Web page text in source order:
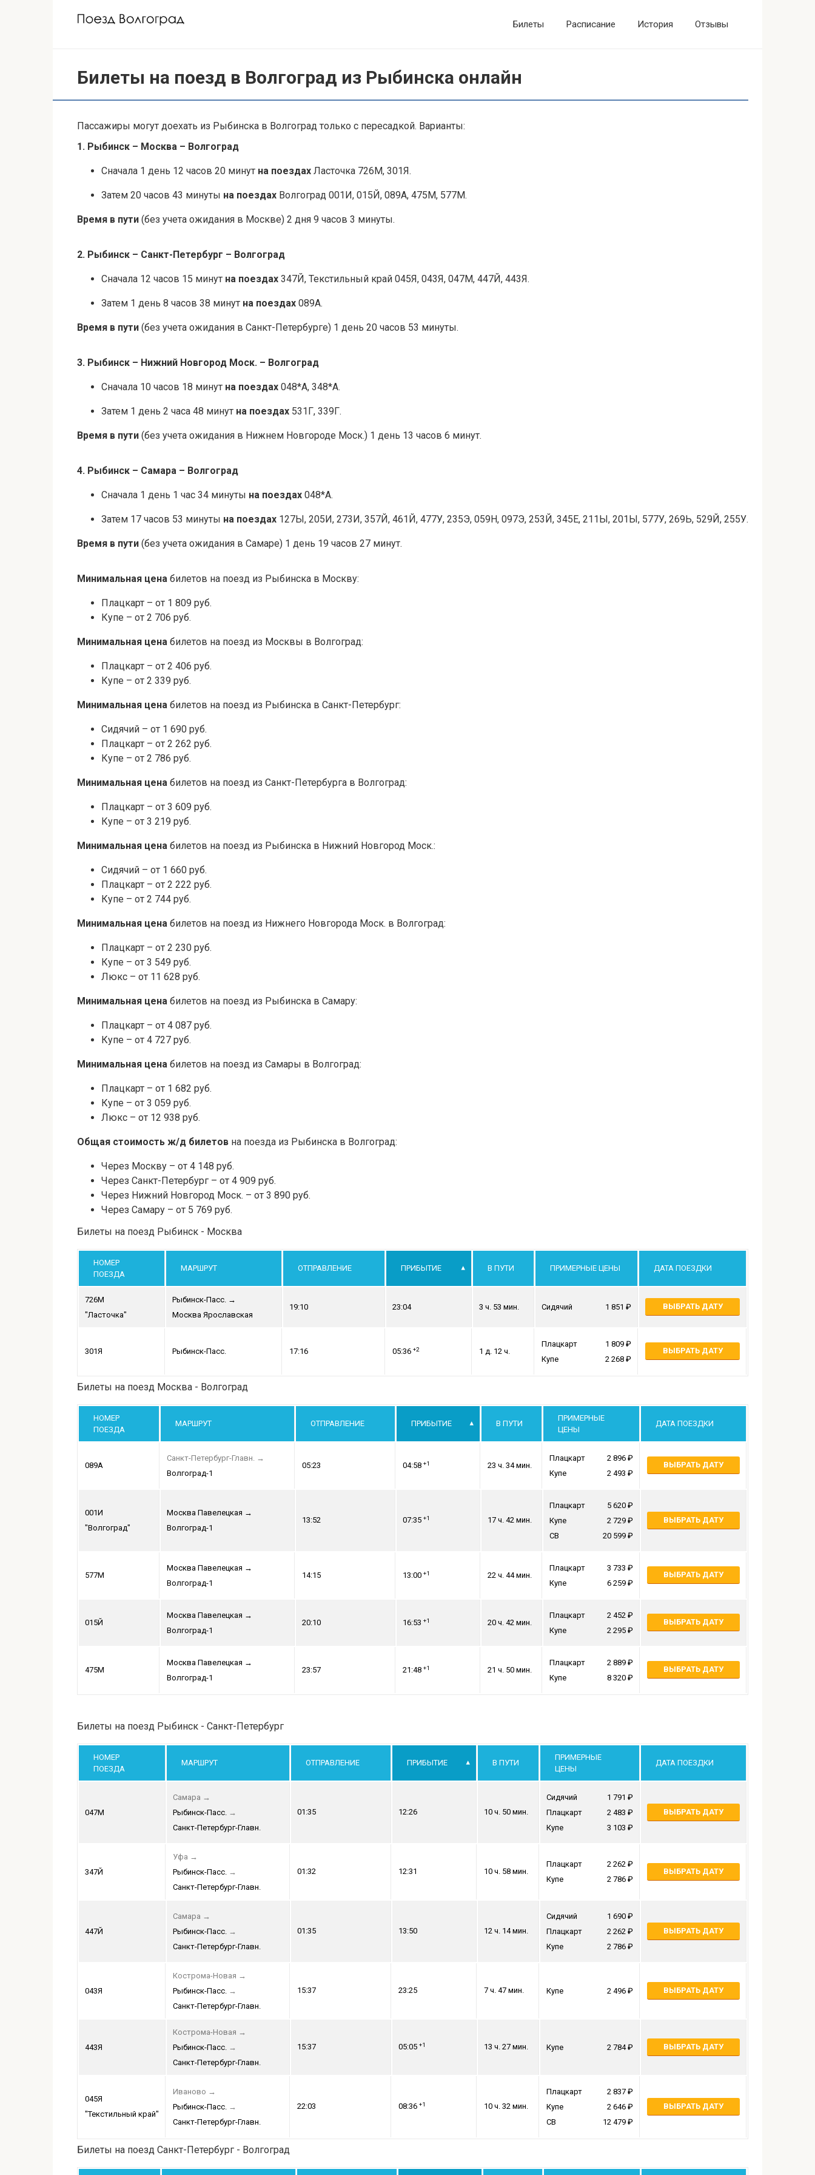
Билеты Расписание История Отзывы
Билеты на поезд в Волгоград из Рыбинска онлайн
Пассажиры могут доехать из Рыбинска в Волгоград только с пересадкой. Варианты:
1. Рыбинск – Москва – Волгоград
Сначала 1 день 12 часов 20 минут на поездах Ласточка 726М, 301Я.
Затем 20 часов 43 минуты на поездах Волгоград 001И, 015Й, 089А, 475М, 577М.
Время в пути (без учета ожидания в Москве) 2 дня 9 часов 3 минуты.
2. Рыбинск – Санкт-Петербург – Волгоград
Сначала 12 часов 15 минут на поездах 347Й, Текстильный край 045Я, 043Я, 047М, 447Й, 443Я.
Затем 1 день 8 часов 38 минут на поездах 089А.
Время в пути (без учета ожидания в Санкт-Петербурге) 1 день 20 часов 53 минуты.
3. Рыбинск – Нижний Новгород Моск. – Волгоград
Сначала 10 часов 18 минут на поездах 048*А, 348*А.
Затем 1 день 2 часа 48 минут на поездах 531Г, 339Г.
Время в пути (без учета ожидания в Нижнем Новгороде Моск.) 1 день 13 часов 6 минут.
4. Рыбинск – Самара – Волгоград
Сначала 1 день 1 час 34 минуты на поездах 048*А.
Затем 17 часов 53 минуты на поездах 127Ы, 205И, 273И, 357Й, 461Й, 477У, 235Э, 059Н, 097Э, 253Й, 345Е, 211Ы, 201Ы, 577У, 269Ь, 529Й, 255У.
Время в пути (без учета ожидания в Самаре) 1 день 19 часов 27 минут.
Минимальная цена билетов на поезд из Рыбинска в Москву:
Плацкарт – от 1 809 руб.
Купе – от 2 706 руб.
Минимальная цена билетов на поезд из Москвы в Волгоград:
Плацкарт – от 2 406 руб.
Купе – от 2 339 руб.
Минимальная цена билетов на поезд из Рыбинска в Санкт-Петербург:
Сидячий – от 1 690 руб.
Плацкарт – от 2 262 руб.
Купе – от 2 786 руб.
Минимальная цена билетов на поезд из Санкт-Петербурга в Волгоград:
Плацкарт – от 3 609 руб.
Купе – от 3 219 руб.
Минимальная цена билетов на поезд из Рыбинска в Нижний Новгород Моск.:
Сидячий – от 1 660 руб.
Плацкарт – от 2 222 руб.
Купе – от 2 744 руб.
Минимальная цена билетов на поезд из Нижнего Новгорода Моск. в Волгоград:
Плацкарт – от 2 230 руб.
Купе – от 3 549 руб.
Люкс – от 11 628 руб.
Минимальная цена билетов на поезд из Рыбинска в Самару:
Плацкарт – от 4 087 руб.
Купе – от 4 727 руб.
Минимальная цена билетов на поезд из Самары в Волгоград:
Плацкарт – от 1 682 руб.
Купе – от 3 059 руб.
Люкс – от 12 938 руб.
Общая стоимость ж/д билетов на поезда из Рыбинска в Волгоград:
Через Москву – от 4 148 руб.
Через Санкт-Петербург – от 4 909 руб.
Через Нижний Новгород Моск. – от 3 890 руб.
Через Самару – от 5 769 руб.
Билеты на поезд Рыбинск - Москва
НОМЕР
ПОЕЗДА
МАРШРУТ ОТПРАВЛЕНИЕ ПРИБЫТИЕ В ПУТИ ПРИМЕРНЫЕ ЦЕНЫ ДАТА ПОЕЗДКИ
726М
"Ласточка"
Рыбинск-Пасс. →
Москва Ярославская
19:10 23:04 3 ч. 53 мин. Сидячий 1 851 ВЫБРАТЬ ДАТУ
301Я Рыбинск-Пасс. 17:16 05:36 +2 1 д. 12 ч.
Плацкарт
1 809
Купе
2 268
ВЫБРАТЬ ДАТУ
Билеты на поезд Москва - Волгоград
НОМЕР
ПОЕЗДА
МАРШРУТ ОТПРАВЛЕНИЕ ПРИБЫТИЕ В ПУТИ
ПРИМЕРНЫЕ
ЦЕНЫ
ДАТА ПОЕЗДКИ
089А
Санкт-Петербург-Главн. →
Волгоград-1
05:23 04:58 +1 23 ч. 34 мин.
Плацкарт
2 896
Купе
2 493
ВЫБРАТЬ ДАТУ
001И
"Волгоград"
Москва Павелецкая →
Волгоград-1
13:52 07:35 +1 17 ч. 42 мин.
Плацкарт
5 620
Купе
2 729
СВ
20 599
ВЫБРАТЬ ДАТУ
577М
Москва Павелецкая →
Волгоград-1
14:15 13:00 +1 22 ч. 44 мин.
Плацкарт
3 733
Купе
6 259
ВЫБРАТЬ ДАТУ
015Й
Москва Павелецкая →
Волгоград-1
20:10 16:53 +1 20 ч. 42 мин.
Плацкарт
2 452
Купе
2 295
ВЫБРАТЬ ДАТУ
475М
Москва Павелецкая →
Волгоград-1
23:57 21:48 +1 21 ч. 50 мин.
Плацкарт
2 889
Купе
8 320
ВЫБРАТЬ ДАТУ
Билеты на поезд Рыбинск - Санкт-Петербург
НОМЕР
ПОЕЗДА
МАРШРУТ ОТПРАВЛЕНИЕ ПРИБЫТИЕ В ПУТИ
ПРИМЕРНЫЕ
ЦЕНЫ
ДАТА ПОЕЗДКИ
047М
Самара →
Рыбинск-Пасс. →
Санкт-Петербург-Главн.
01:35 12:26 10 ч. 50 мин.
Сидячий
1 791
Плацкарт
2 483
Купе
3 103
ВЫБРАТЬ ДАТУ
347Й
Уфа →
Рыбинск-Пасс. →
Санкт-Петербург-Главн.
01:32 12:31 10 ч. 58 мин.
Плацкарт
2 262
Купе
2 786
ВЫБРАТЬ ДАТУ
447Й
Самара →
Рыбинск-Пасс. →
Санкт-Петербург-Главн.
01:35 13:50 12 ч. 14 мин.
Сидячий
1 690
Плацкарт
2 262
Купе
2 786
ВЫБРАТЬ ДАТУ
043Я
Кострома-Новая →
Рыбинск-Пасс. →
Санкт-Петербург-Главн.
15:37 23:25 7 ч. 47 мин. Купе 2 496 ВЫБРАТЬ ДАТУ
443Я
Кострома-Новая →
Рыбинск-Пасс. →
Санкт-Петербург-Главн.
15:37 05:05 +1 13 ч. 27 мин. Купе 2 784 ВЫБРАТЬ ДАТУ
045Я
"Текстильный край"
Иваново →
Рыбинск-Пасс. →
Санкт-Петербург-Главн.
22:03 08:36 +1 10 ч. 32 мин.
Плацкарт
2 837
Купе
2 646
СВ
12 479
ВЫБРАТЬ ДАТУ
Билеты на поезд Санкт-Петербург - Волгоград